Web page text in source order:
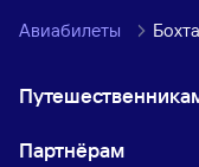
Авиабилеты
Партнёрам